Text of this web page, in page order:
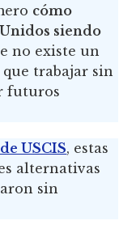
cómo
siendo
no existe un
trabajar sin
futuros
USCIS, estas
alternativas
sin